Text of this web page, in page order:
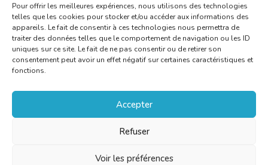
Pour offrir les meilleures expériences, nous utilisons des technologies
telles que les cookies pour stocker et/ou accéder aux informations des
appareils. Le fait de consentir à ces technologies nous permettra de
traiter des données telles que le comportement de navigation ou les ID
uniques sur ce site. Le fait de ne pas consentir ou de retirer son
consentement peut avoir un effet négatif sur certaines caractéristiques et
fonctions.
Accepter
Refuser
Voir les préférences